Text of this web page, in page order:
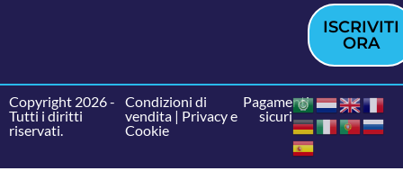
ISCRIVITI
ORA
Copyright 2026 -
Tutti i diritti
riservati.
Condizioni di
vendita| Privacy e
Cookie
Pagamenti
sicuri